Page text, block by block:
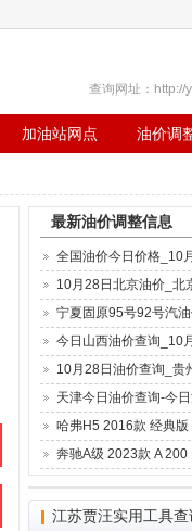
查询网址：
加油站网点 油价调
最新油价调整信息
全国油价今日价格_10
钱一升
10月28日北京油价_北
北京0号柴油价格查
宁夏固原95号92号汽
询-10月28日宁夏固原
今日山西油价查询_10
新
10月28日油价查询_贵
油价多少钱一升
天津今日油价查询-今
日柴油价格(10月28
哈弗H5 2016款 经典
一公里需要几
奔驰A级 2023款 A 200
江苏贾汪实用工具查